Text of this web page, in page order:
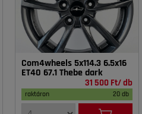
Com4wheels 5x114.3 6.5x16
ET40 67.1 Thebe dark
31 500 Ft/ db
raktáron 20 db